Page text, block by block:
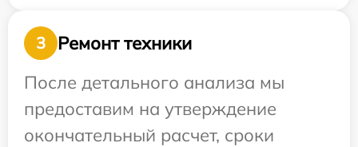
3
Ремонт техники
После детального анализа мы
предоставим на утверждение
окончательный расчет, сроки